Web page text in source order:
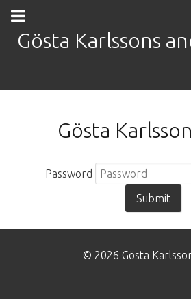
Gösta Karlssons
Gösta
Password
© 2026 Gösta